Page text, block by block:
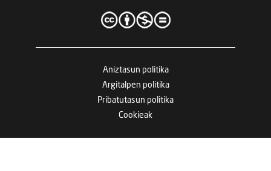
Aniztasun politika
Argitalpen politika
Pribatutasun politika
Cookieak